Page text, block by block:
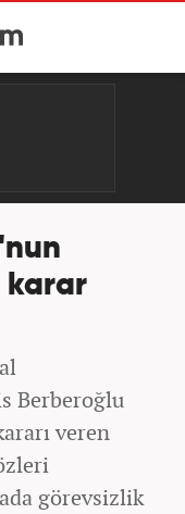
karar
Berberoğlu
veren
görevsizlik